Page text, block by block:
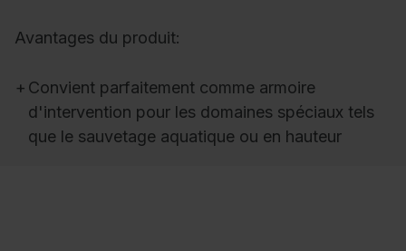
Avantages du produit:
+ Convient parfaitement comme armoire
d'intervention pour les domaines spéciaux tels
que le sauvetage aquatique ou en hauteur